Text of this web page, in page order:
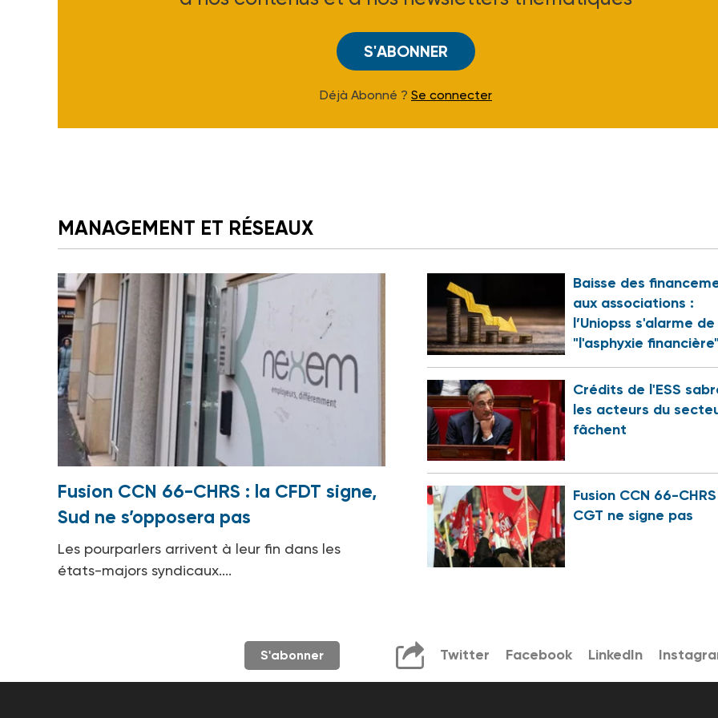
S'ABONNER
Déjà Abonné ? Se connecter
MANAGEMENT ET RÉSEAUX
Fusion CCN 66-CHRS : la CFDT signe,
Sud ne s’opposera pas
Les pourparlers arrivent à leur fin dans les
états-majors syndicaux....
Baisse des
aux associations :
l’Uniopss s'alarme de
"l'asphyxie financière"
Crédits de l'ESS
les acteurs du
fâchent
Fusion CCN 66-
CGT ne signe pas
S'abonner Twitter Facebook LinkedIn